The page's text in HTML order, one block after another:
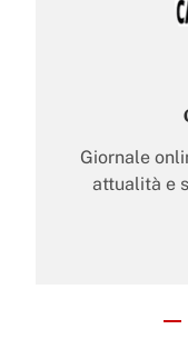
Giornale
attualità e